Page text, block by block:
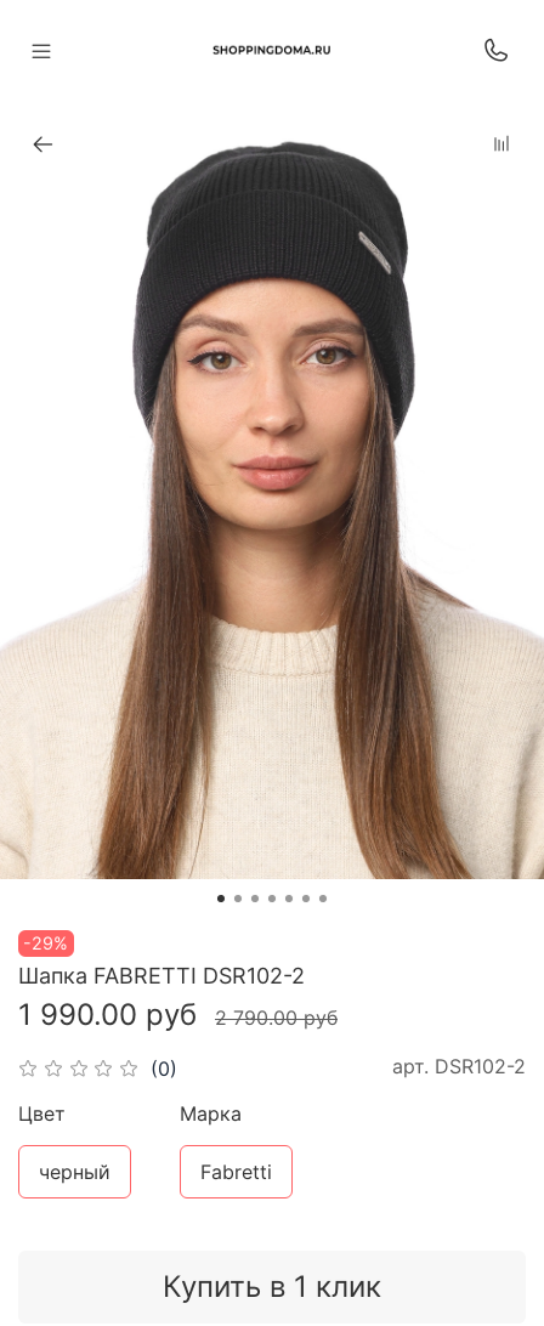
-29%
(0) арт. DSR102-2
Шапка FABRETTI DSR102-2
1 990.00 руб 2 790.00 руб
Купить в 1 клик
Цвет
черный
Марка
Fabretti